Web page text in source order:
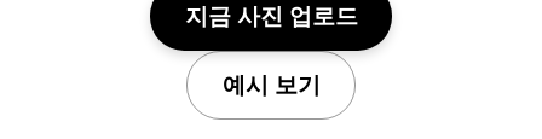
지금 사진 업로드
예시 보기